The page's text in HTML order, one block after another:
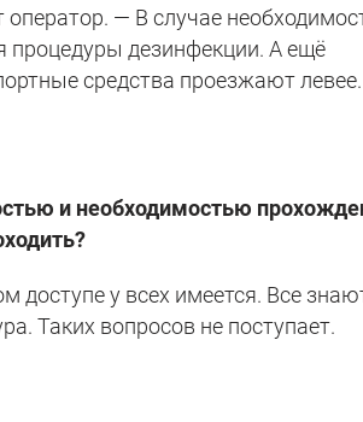
— В случае
процедуры дезинфекции. А ещё
средства проезжают левее.
и необходимостью
доступе у всех имеется. Все
Таких вопросов не поступает.